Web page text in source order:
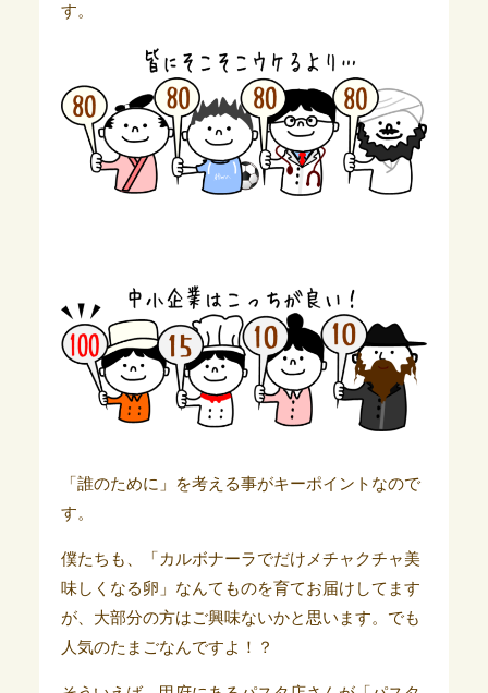
す。
「誰のために」を考える事がキーポイントなので
す。
僕たちも、「カルボナーラでだけメチャクチャ美
味しくなる卵」なんてものを育てお届けしてます
が、大部分の方はご興味ないかと思います。でも
人気のたまごなんですよ！？